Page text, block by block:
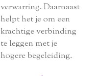
verwarring. Daarnaast
helpt het je om een
krachtige verbinding
te leggen met je
hogere begeleiding.